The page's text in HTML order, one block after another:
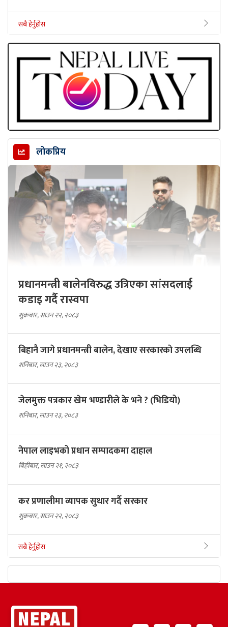
सबै हेर्नुहोस
लोकप्रिय
प्रधानमन्त्री बालेनविरुद्ध उत्रिएका सांसदलाई
कडाइ गर्दै रास्वपा
शुक्रबार, साउन २२, २०८३
बिहानै जागे प्रधानमन्त्री बालेन, देखाए सरकारकाे उपलब्धि
शनिबार, साउन २३, २०८३
जेलमुक्त पत्रकार खेम भण्डारीले के भने ? (भिडियो)
शनिबार, साउन २३, २०८३
नेपाल लाइभको प्रधान सम्पादकमा दाहाल
बिहीबार, साउन २१, २०८३
कर प्रणालीमा व्यापक सुधार गर्दै सरकार
शुक्रबार, साउन २२, २०८३
सबै हेर्नुहोस